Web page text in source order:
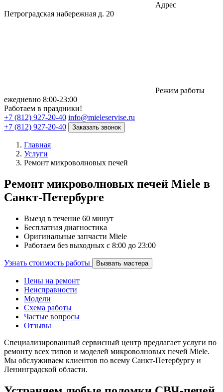
Адрес
Петроградская набережная д. 20
Режим работы
eжедневно 8:00-23:00
Работаем в праздники!
+7 (812) 927-20-40 info@mieleservise.ru
+7 (812) 927-20-40
Заказать звонок
Главная
Услуги
Ремонт микроволновых печей
Ремонт микроволновых печей Miele в
Санкт-Петербурге
Выезд в течение 60 минут
Бесплатная диагностика
Оригинальные запчасти Miele
Работаем без выходных с 8:00 до 23:00
Узнать стоимость работы Вызвать мастера
Цены на ремонт
Неисправности
Модели
Схема работы
Частые вопросы
Отзывы
Специализированный сервисный центр предлагает услуги по
ремонту всех типов и моделей микроволновых печей Miele.
Мы обслуживаем клиентов по всему Санкт-Петербургу и
Ленинградской области.